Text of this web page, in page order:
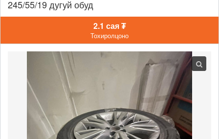
245/55/19 дугуй обуд
2.1 сая ₮
Тохиролцоно